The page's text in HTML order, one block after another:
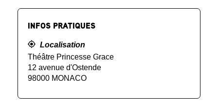
INFOS PRATIQUES
Localisation
Théâtre Princesse Grace
12 avenue d'Ostende
98000 MONACO